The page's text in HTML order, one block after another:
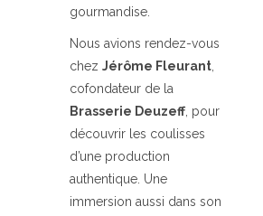
gourmandise.
Nous avions rendez-vous
chez Jérôme Fleurant
cofondateur de la
Brasserie Deuzeff , pour
découvrir les coulisses
d’une production
authentique. Une
immersion aussi dans son